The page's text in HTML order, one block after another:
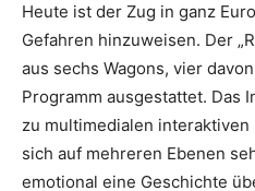
Heute ist der Zug in ganz
Gefahren hinzuweisen. Der
aus sechs Wagons, vier
Programm ausgestattet. Das
zu multimedialen
sich auf mehreren Ebenen
emotional eine Geschichte